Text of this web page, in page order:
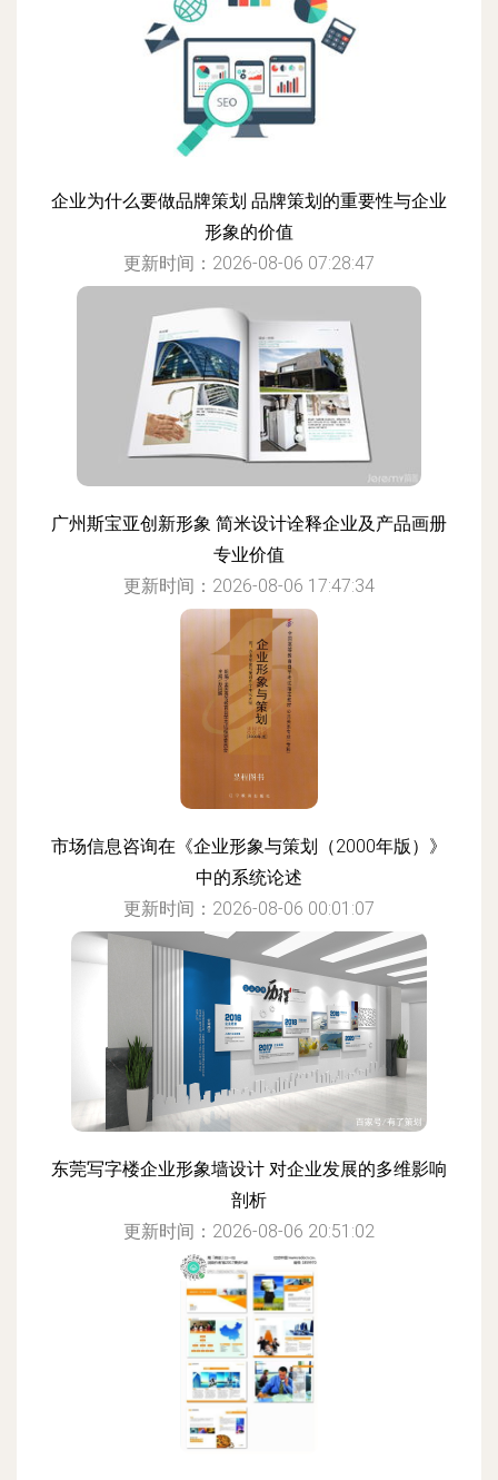
企业为什么要做品牌策划 品牌策划的重要性与企业
形象的价值
更新时间：2026-08-06 07:28:47
广州斯宝亚创新形象 简米设计诠释企业及产品画册
专业价值
更新时间：2026-08-06 17:47:34
市场信息咨询在《企业形象与策划（2000年版）》
中的系统论述
更新时间：2026-08-06 00:01:07
东莞写字楼企业形象墙设计 对企业发展的多维影响
剖析
更新时间：2026-08-06 20:51:02